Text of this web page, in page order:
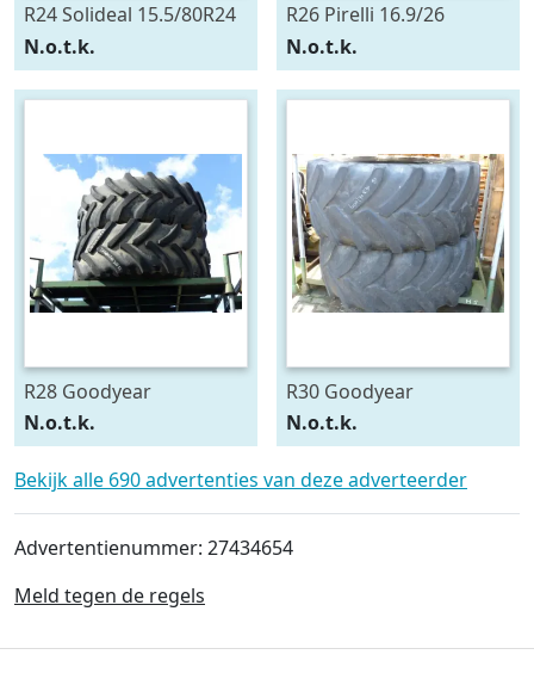
R24 Solideal 15.5/80R24
N.o.t.k.
R26 Pirelli 16.9/26
N.o.t.k.
R28 Goodyear
540/75R28
N.o.t.k.
R30 Goodyear
600/70R30
N.o.t.k.
Bekijk alle 690 advertenties van deze adverteerder
Advertentienummer: 27434654
Meld tegen de regels